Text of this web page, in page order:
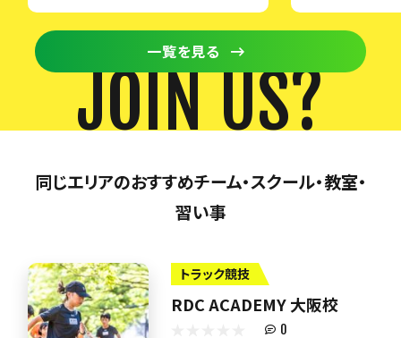
一覧を見る
JOIN US?
同じエリアのおすすめチーム・スクール・教室・
習い事
トラック競技
RDC ACADEMY 大阪校
0